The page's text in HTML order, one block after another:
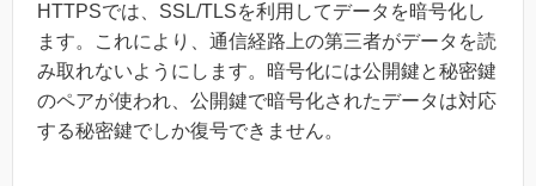
HTTPSでは、SSL/TLSを利用してデータを暗号化し
ます。これにより、通信経路上の第三者がデータを読
み取れないようにします。暗号化には公開鍵と秘密鍵
のペアが使われ、公開鍵で暗号化されたデータは対応
する秘密鍵でしか復号できません。